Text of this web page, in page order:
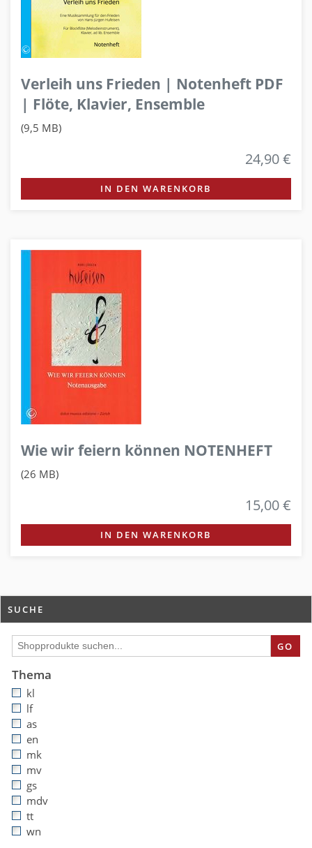
Verleih uns Frieden | Notenheft PDF
| Flöte, Klavier, Ensemble
(9,5 MB)
24,90 €
IN DEN WARENKORB
Wie wir feiern können NOTENHEFT
(26 MB)
15,00 €
IN DEN WARENKORB
SUCHE
GO
Thema
kl
lf
as
en
mk
mv
gs
mdv
tt
wn